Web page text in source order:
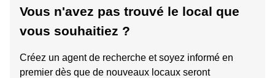
Vous n'avez pas trouvé le local que
vous souhaitiez ?
Créez un agent de recherche et soyez informé en
premier dès que de nouveaux locaux seront